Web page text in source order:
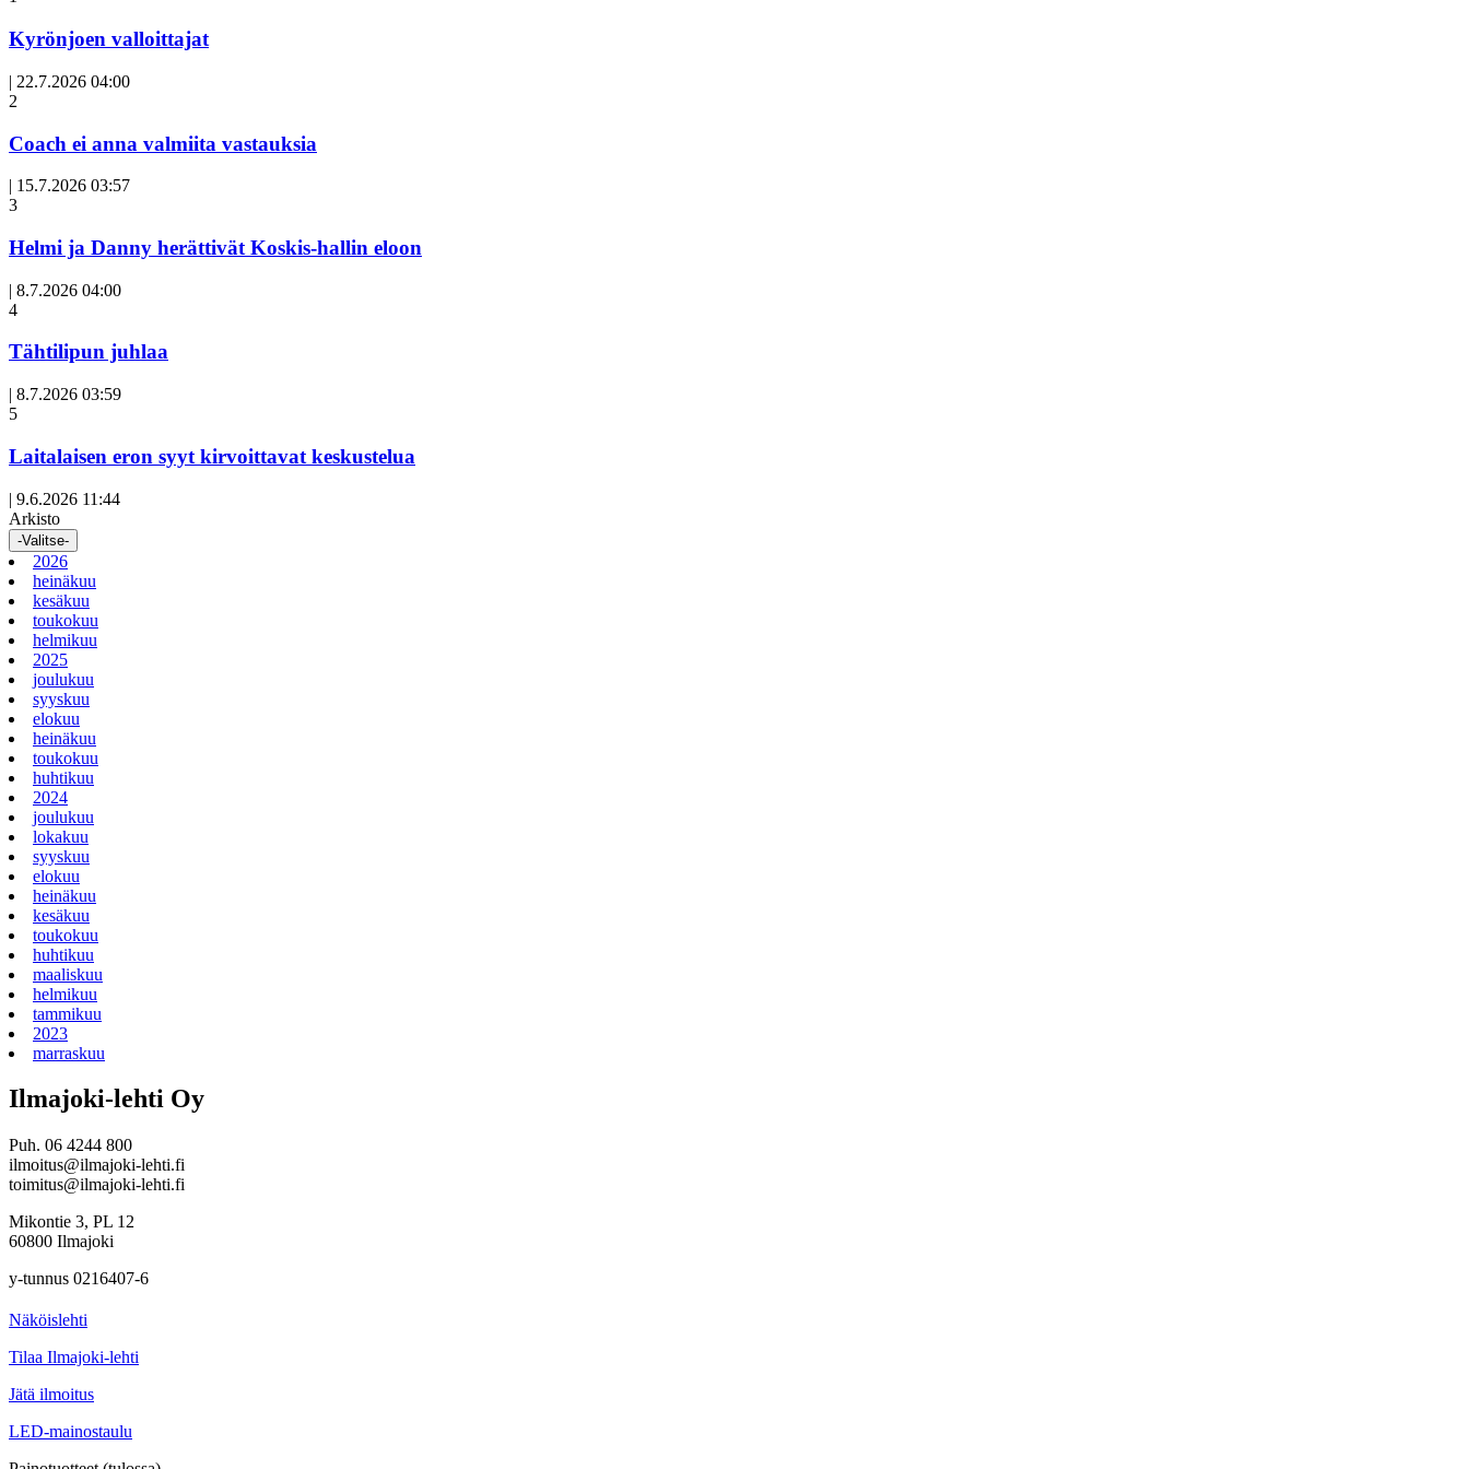
Kyrönjoen valloittajat
| 22.7.2026 04:00
Avoin
2
Coach ei anna valmiita vastauksia
| 15.7.2026 03:57
3
Helmi ja Danny herättivät Koskis-hallin eloon
| 8.7.2026 04:00
Avoin
4
Tähtilipun juhlaa
| 8.7.2026 03:59
Avoin
5
Laitalaisen eron syyt kirvoittavat keskustelua
| 9.6.2026 11:44
Arkisto
-Valitse-
2026
heinäkuu
kesäkuu
toukokuu
helmikuu
2025
joulukuu
syyskuu
elokuu
heinäkuu
toukokuu
huhtikuu
2024
joulukuu
lokakuu
syyskuu
elokuu
heinäkuu
kesäkuu
toukokuu
huhtikuu
maaliskuu
helmikuu
tammikuu
2023
marraskuu
Ilmajoki-lehti Oy
Puh. 06 4244 800
ilmoitus@ilmajoki-lehti.fi
toimitus@ilmajoki-lehti.fi
Mikontie 3, PL 12
60800 Ilmajoki
y-tunnus 0216407-6
Näköislehti
Tilaa Ilmajoki-lehti
Jätä ilmoitus
LED-mainostaulu